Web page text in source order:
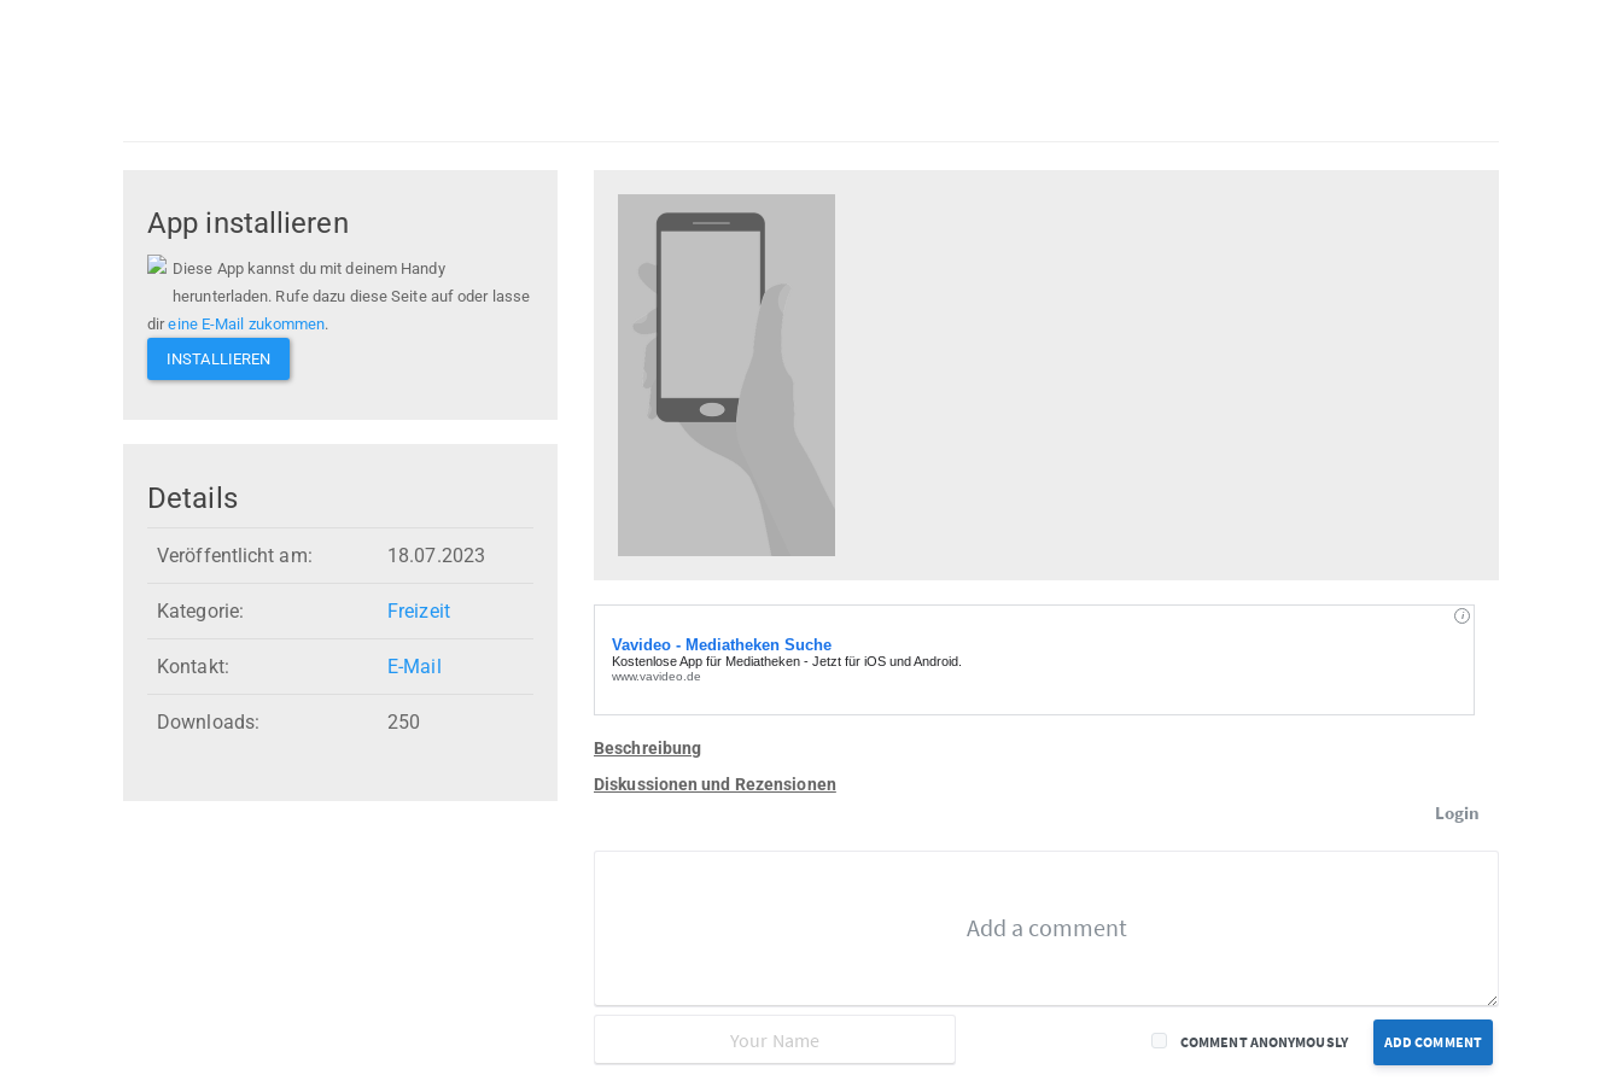
App installieren
Diese App kannst du mit deinem Handy
herunterladen. Rufe dazu diese Seite auf oder lasse
direine E-Mail zukommen.
INSTALLIEREN
Details
Veröffentlicht am: 18.07.2023
Kategorie: Freizeit
Kontakt: E-Mail
Downloads: 250
Beschreibung
Diskussionen und Rezensionen
Login
ADD COMMENT
COMMENT ANONYMOUSLY